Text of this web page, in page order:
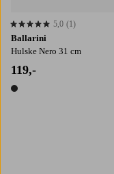
Ballarini
Hulske Nero 31 cm
119,-
1 farve
5,0 baseret på 1 bedømmelser
5,0 (1)